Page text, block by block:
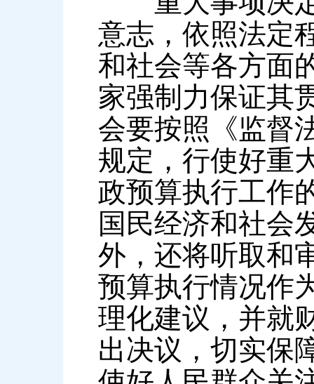
意志，依照法定
和社会等各方面
家强制力保证其
会要按照《监督
规定，行使好重
政预算执行工作
国民经济和社会
外，还将听取和
预算执行情况作
理化建议，并就
出决议，切实保